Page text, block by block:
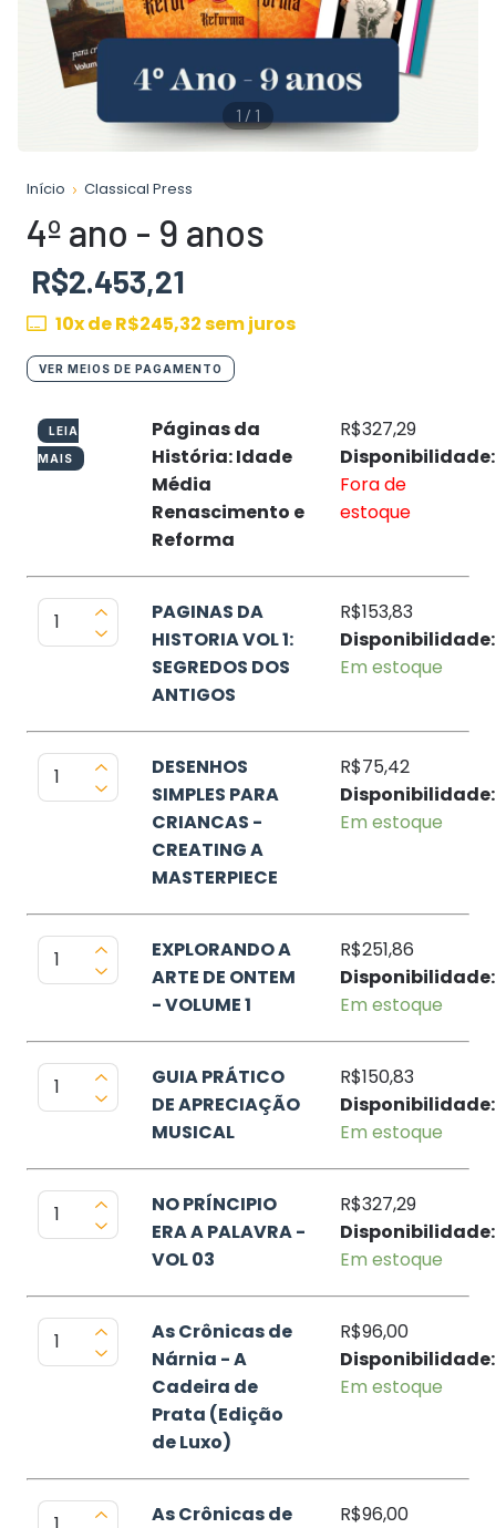
1 / 1
Início Classical Press
4º ano - 9 anos
R$2.453,21
10x deR$245,32sem juros
VER MEIOS DE PAGAMENTO
LEIA
MAIS
Páginas da
História: Idade
Média
Renascimento e
Reforma
R$327,29
Disponibilidade:
Fora de
estoque
PAGINAS DA
HISTORIA VOL 1:
SEGREDOS DOS
ANTIGOS
R$153,83
Disponibilidade:
Em estoque
DESENHOS
SIMPLES PARA
CRIANCAS -
CREATING A
MASTERPIECE
R$75,42
Disponibilidade:
Em estoque
EXPLORANDO A
ARTE DE ONTEM
- VOLUME 1
R$251,86
Disponibilidade:
Em estoque
GUIA PRÁTICO
DE APRECIAÇÃO
MUSICAL
R$150,83
Disponibilidade:
Em estoque
NO PRÍNCIPIO
ERA A PALAVRA -
VOL 03
R$327,29
Disponibilidade:
Em estoque
As Crônicas de
Nárnia - A
Cadeira de
Prata (Edição
de Luxo)
R$96,00
Disponibilidade:
Em estoque
As Crônicas de
R$96,00